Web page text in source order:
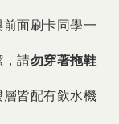
面刷卡同學一
，請勿穿著拖鞋
層皆配有飲水機